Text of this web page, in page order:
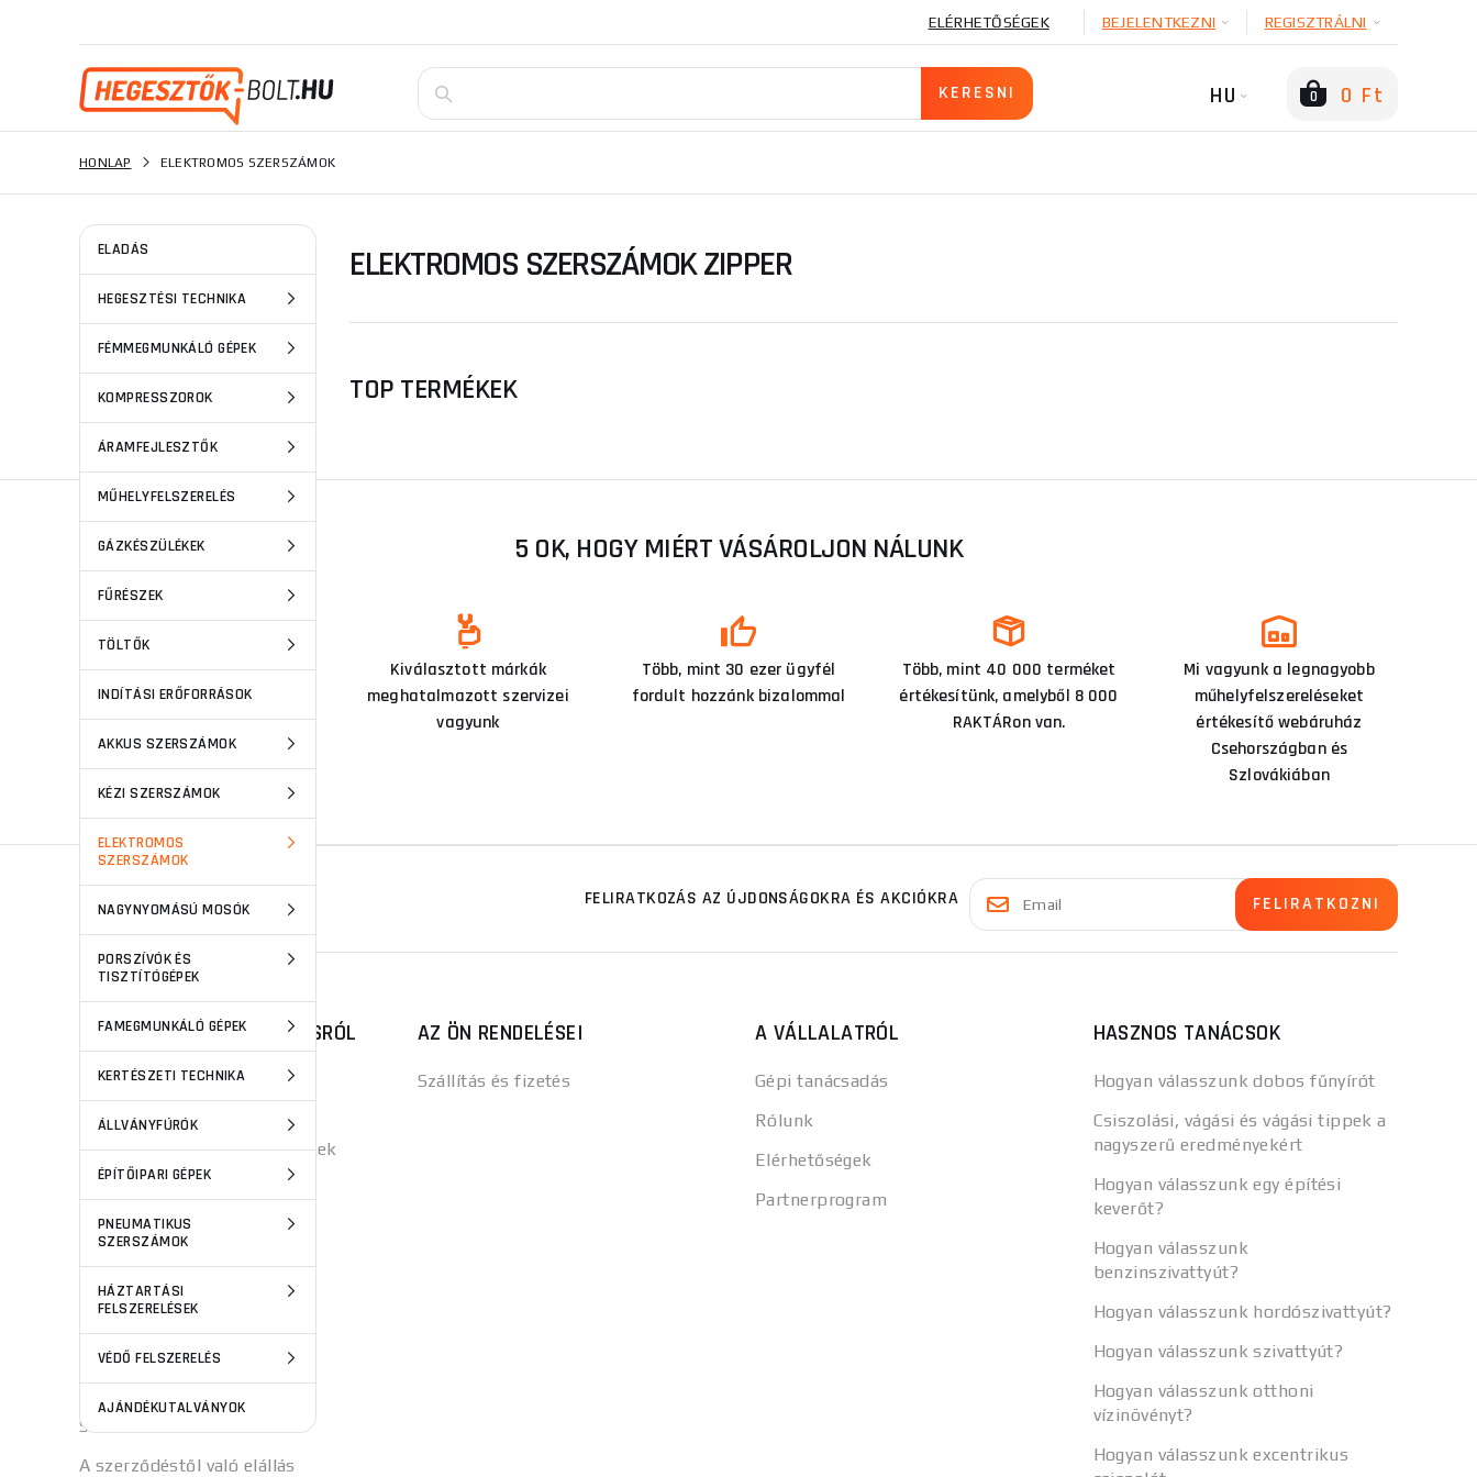
ELÉRHETŐSÉGEK BEJELENTKEZNI REGISZTRÁLNI
HU 0 0 Ft
ELADÁS
HEGESZTÉSI TECHNIKA
FÉMMEGMUNKÁLÓ GÉPEK
KOMPRESSZOROK
ÁRAMFEJLESZTŐK
MŰHELYFELSZERELÉS
GÁZKÉSZÜLÉKEK
FŰRÉSZEK
TÖLTŐK
INDÍTÁSI ERŐFORRÁSOK
AKKUS SZERSZÁMOK
KÉZI SZERSZÁMOK
ELEKTROMOS
SZERSZÁMOK
NAGYNYOMÁSÚ MOSÓK
PORSZÍVÓK ÉS
TISZTÍTÓGÉPEK
FAMEGMUNKÁLÓ GÉPEK
KERTÉSZETI TECHNIKA
ÁLLVÁNYFÚRÓK
ÉPÍTŐIPARI GÉPEK
PNEUMATIKUS
SZERSZÁMOK
HÁZTARTÁSI
FELSZERELÉSEK
VÉDŐ FELSZERELÉS
AJÁNDÉKUTALVÁNYOK
HONLAP ELEKTROMOS SZERSZÁMOK
ELEKTROMOS SZERSZÁMOK ZIPPER
TOP TERMÉKEK
5 OK, HOGY MIÉRT VÁSÁROLJON NÁLUNK
Ezen a szakterületen már 15
éve tevékenykedünk
Kiválasztott márkák
meghatalmazott szervizei
vagyunk
Több, mint 30 ezer ügyfél
fordult hozzánk bizalommal
Több, mint 40 000 terméket
értékesítünk, amelyből 8 000
RAKTÁRon van.
Mi vagyunk a legnagyobb
műhelyfelszereléseket
értékesítő webáruház
Csehországban és
Szlovákiában
MEGTALÁL MINKET A FELIRATKOZÁS AZ ÚJDONSÁGOKRA ÉS AKCIÓKRA
MINDEN, AMIT A VÁSÁRLÁSRÓL
TUDNI KELL
Általános Szerződési Feltételek
Adatvédelmi alapelvek
Az ügyfélszámla előnyei
Sütik
Személyes adatok védelme
Kiszolgáltatva tovább
Sütik beállításai
A szerződéstől való elállás
AZ ÖN RENDELÉSEI
Szállítás és fizetés
A VÁLLALATRÓL
Gépi tanácsadás
Rólunk
Elérhetőségek
Partnerprogram
HASZNOS TANÁCSOK
Hogyan válasszunk dobos fűnyírót
Csiszolási, vágási és vágási tippek a
nagyszerű eredményekért
Hogyan válasszunk egy építési
keverőt?
Hogyan válasszunk
benzinszivattyút?
Hogyan válasszunk hordószivattyút?
Hogyan válasszunk szivattyút?
Hogyan válasszunk otthoni
vízinövényt?
Hogyan válasszunk excentrikus